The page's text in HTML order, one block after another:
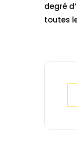
degré
toutes